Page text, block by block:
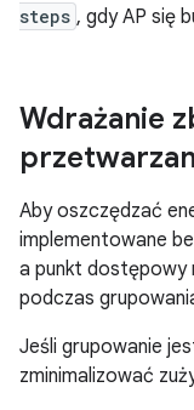
steps , gdy AP się
Wdrażanie
Aby oszczędzać
implementowane
a punkt dostępowy
podczas
Jeśli grupowanie
zminimalizować